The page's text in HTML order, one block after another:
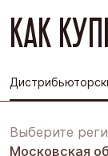
КАК
Выберите
Московская